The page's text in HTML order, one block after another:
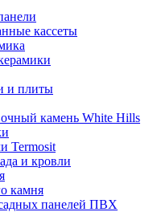
кассеты
и плиты
камень White Hills
Termosit
и кровли
камня
панелей ПВХ